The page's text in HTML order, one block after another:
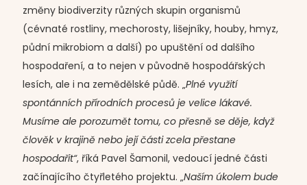
změny biodiverzity různých skupin organismů
(cévnaté rostliny, mechorosty, lišejníky, houby, hmyz,
půdní mikrobiom a další) po upuštění od dalšího
hospodaření, a to nejen v původně hospodářských
lesích, ale i na zemědělské půdě. „Plné využití
spontánních přírodních procesů je velice lákavé.
Musíme ale porozumět tomu, co přesně se děje, když
člověk v krajině nebo její části zcela přestane
hospodařit“, říká Pavel Šamonil, vedoucí jedné části
začínajícího čtyřletého projektu. „Naším úkolem bude